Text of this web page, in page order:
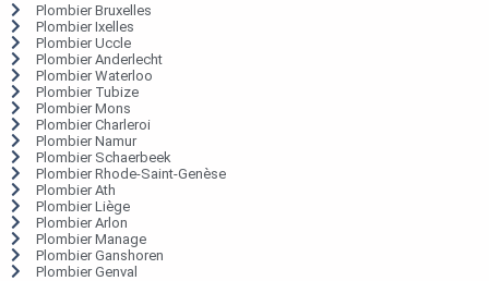
Plombier Bruxelles
Plombier Ixelles
Plombier Uccle
Plombier Anderlecht
Plombier Waterloo
Plombier Tubize
Plombier Mons
Plombier Charleroi
Plombier Namur
Plombier Schaerbeek
Plombier Rhode-Saint-Genèse
Plombier Ath
Plombier Liège
Plombier Arlon
Plombier Manage
Plombier Ganshoren
Plombier Genval